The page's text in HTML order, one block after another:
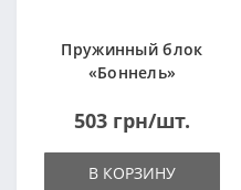
Пружинный блок
«Боннель»
503 грн/шт.
В КОРЗИНУ